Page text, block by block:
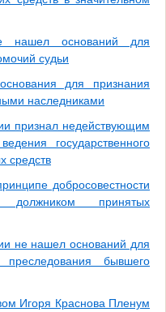
нашел оснований для
судьи
для признания
наследниками
признал недействующим
государственного
средств
добросовестности
принятых
не нашел оснований для
преследования бывшего
Игоря Краснова Пленум